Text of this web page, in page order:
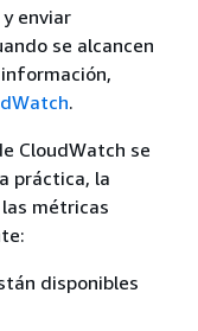
enviar
se alcancen
.
CloudWatch se
práctica, la
métricas
disponibles